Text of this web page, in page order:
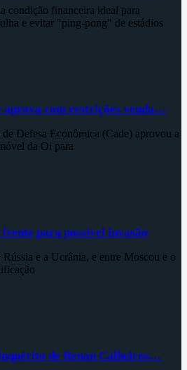
condição financeira ideal para
e evitar "ping-pong" de estádios
aprova com restrições venda…
Defesa Econômica (Cade) aprovou a
da Oi para
para possível invasão
e a Ucrânia, e entre Moscou e o
de Renan Calheiros…